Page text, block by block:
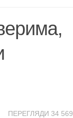
ПЕРЕГЛЯДИ 34 569